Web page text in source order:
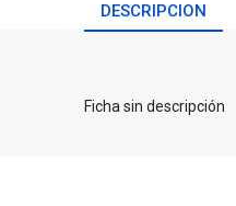
DESCRIPCION
Ficha sin descripción